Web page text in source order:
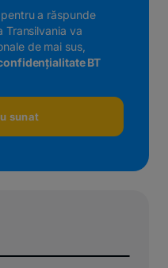
a răspunde
Transilvania va
de mai sus,
BT
sunat